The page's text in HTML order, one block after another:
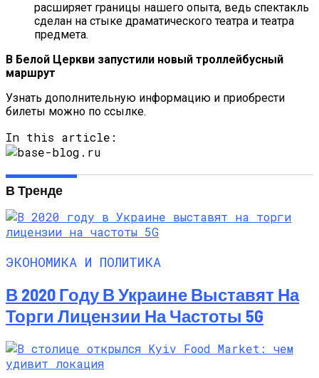
расширяет границы нашего опыта, ведь спектакль
сделан на стыке драматического театра и театра
предмета.
В Белой Церкви запустили новый троллейбусный
маршрут
Узнать дополнительную информацию и приобрести
билеты можно по ссылке.
In this article:
В Тренде
ЭКОНОМИКА И ПОЛИТИКА
В 2020 Году В Украине Выставят На
Торги Лицензии На Частоты 5G